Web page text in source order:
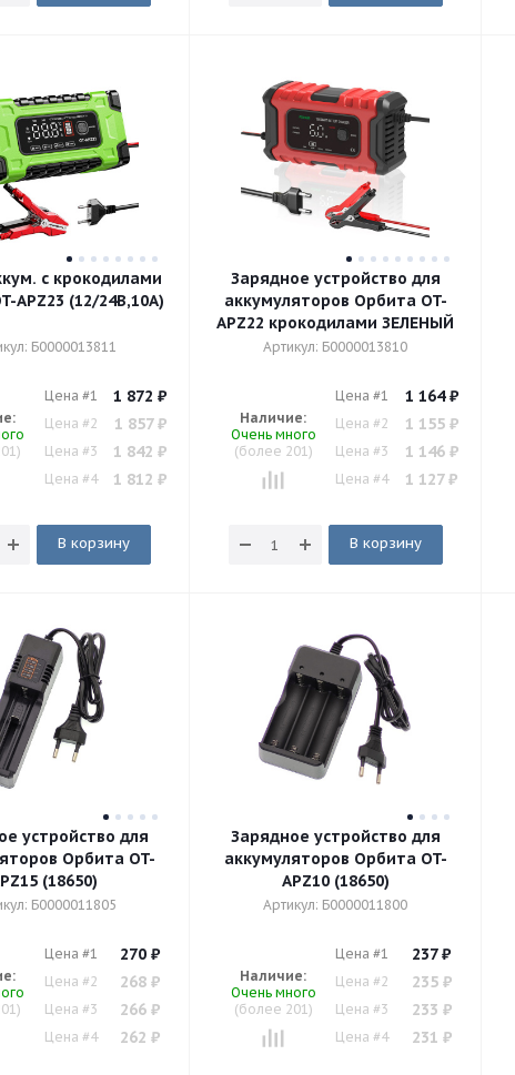
с крокодилами
APZ23 (12/24В,10A)
Б0000013811
Цена #1 1 872 ₽
Цена #2 1 857₽
Цена #3 1 842 ₽
Цена #4 1 812 ₽
В корзину
Зарядное устройство для
аккумуляторов Орбита OT-
APZ22 крокодилами ЗЕЛЕНЫЙ
(12В, 6А)
Артикул: Б0000013810
Наличие:
Очень много
(более 201)
Цена #1 1 164₽
Цена #2 1 155₽
Цена #3 1 146₽
Цена #4 1 127₽
В корзину
устройство для
Орбита OT-
(18650)
Б0000011805
Цена #1 270 ₽
Цена #2 268 ₽
Цена #3 266 ₽
Цена #4 262 ₽
Зарядное устройство для
аккумуляторов Орбита OT-
APZ10 (18650)
Артикул: Б0000011800
Наличие:
Очень много
(более 201)
Цена #1 237₽
Цена #2 235₽
Цена #3 233 ₽
Цена #4 231 ₽